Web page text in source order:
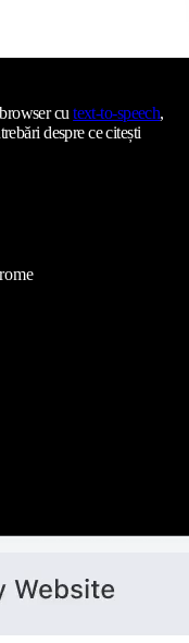
cutext-to-speech,
despre ce citești